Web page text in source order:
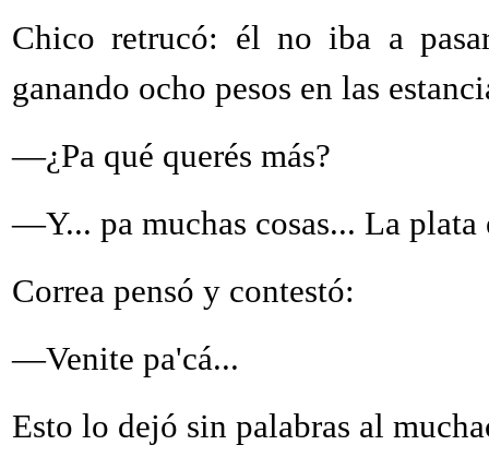
Chico retrucó: él no iba a
ganando ocho pesos en las
—¿Pa qué querés más?
—Y... pa muchas cosas... La plata
Correa pensó y contestó:
—Venite pa'cá...
Esto lo dejó sin palabras al